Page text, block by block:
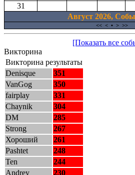
31
Август 2026,
<< < • > >>
[Показать все
Викторина
Викторина результаты
Denisque
351
VanGog
350
fairplay
331
Chaynik
304
DM
285
Strong
267
Хороший
261
Pashtet
248
Ten
244
Andrey
230